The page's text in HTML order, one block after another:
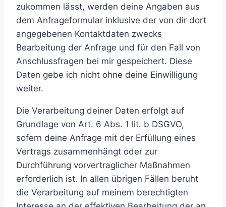
zukommen lässt, werden deine Angaben aus
dem Anfrageformular inklusive der von dir dort
angegebenen Kontaktdaten zwecks
Bearbeitung der Anfrage und für den Fall von
Anschlussfragen bei mir gespeichert. Diese
Daten gebe ich nicht ohne deine Einwilligung
weiter.
Die Verarbeitung deiner Daten erfolgt auf
Grundlage von Art. 6 Abs. 1 lit. b DSGVO,
sofern deine Anfrage mit der Erfüllung eines
Vertrags zusammenhängt oder zur
Durchführung vorvertraglicher Maßnahmen
erforderlich ist. In allen übrigen Fällen beruht
die Verarbeitung auf meinem berechtigten